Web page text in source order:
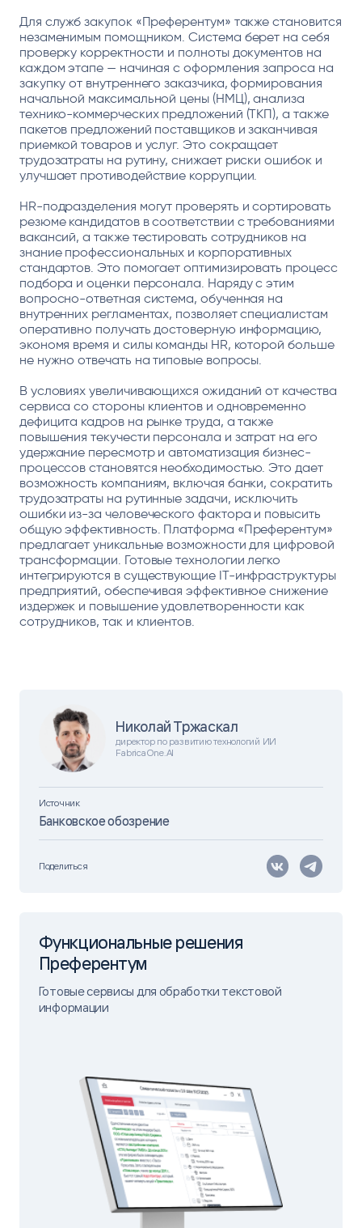
Николай Тржаскал
директор по развитию технологий ИИ
FabricaOne.AI
Источник
Банковское обозрение
Поделиться
Для служб закупок «Преферентум» также становится
незаменимым помощником. Система берет на себя
проверку корректности и полноты документов на
каждом этапе — начиная с оформления запроса на
закупку от внутреннего заказчика, формирования
начальной максимальной цены (НМЦ), анализа
технико-коммерческих предложений (ТКП), а также
пакетов предложений поставщиков и заканчивая
приемкой товаров и услуг. Это сокращает
трудозатраты на рутину, снижает риски ошибок и
улучшает противодействие коррупции.
HR-подразделения могут проверять и сортировать
резюме кандидатов в соответствии с требованиями
вакансий, а также тестировать сотрудников на
знание профессиональных и корпоративных
стандартов. Это помогает оптимизировать процесс
подбора и оценки персонала. Наряду с этим
вопросно-ответная система, обученная на
внутренних регламентах, позволяет специалистам
оперативно получать достоверную информацию,
экономя время и силы команды HR, которой больше
не нужно отвечать на типовые вопросы.
В условиях увеличивающихся ожиданий от качества
сервиса со стороны клиентов и одновременно
дефицита кадров на рынке труда, а также
повышения текучести персонала и затрат на его
удержание пересмотр и автоматизация бизнес-
процессов становятся необходимостью. Это дает
возможность компаниям, включая банки, сократить
трудозатраты на рутинные задачи, исключить
ошибки из-за человеческого фактора и повысить
общую эффективность. Платформа «Преферентум»
предлагает уникальные возможности для цифровой
трансформации. Готовые технологии легко
интегрируются в существующие IT-инфраструктуры
предприятий, обеспечивая эффективное снижение
издержек и повышение удовлетворенности как
сотрудников, так и клиентов.
Функциональные решения
Преферентум
Готовые сервисы для обработки текстовой
информации